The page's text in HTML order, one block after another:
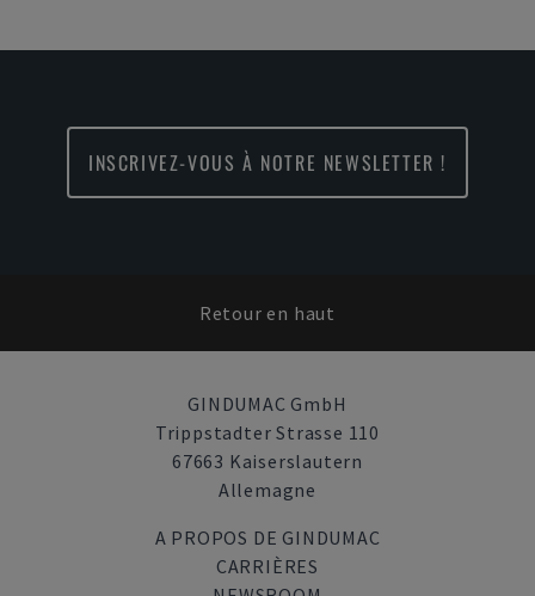
INSCRIVEZ-VOUS À NOTRE NEWSLETTER !
Retour en haut
GINDUMAC GmbH
Trippstadter Strasse 110
67663 Kaiserslautern
Allemagne
A PROPOS DE GINDUMAC
CARRIÈRES